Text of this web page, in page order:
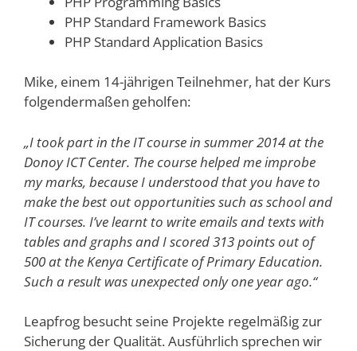
PHP Standard Framework Basics
PHP Standard Application Basics
Mike, einem 14-jährigen Teilnehmer, hat der Kurs
folgendermaßen geholfen:
„I took part in the IT course in summer 2014 at the
Donoy ICT Center. The course helped me improbe
my marks, because I understood that you have to
make the best out opportunities such as school and
IT courses. I’ve learnt to write emails and texts with
tables and graphs and I scored 313 points out of
500 at the Kenya Certificate of Primary Education.
Such a result was unexpected only one year ago.“
Leapfrog besucht seine Projekte regelmäßig zur
Sicherung der Qualität. Ausführlich sprechen wir